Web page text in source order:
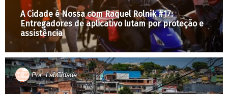
A Cidade é Nossa com Raquel Rolnik #17:
Entregadores de aplicativo lutam por proteção e
assistência
PorLabCidade